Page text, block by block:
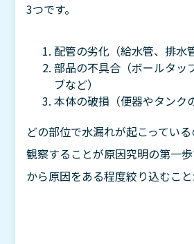
3つです。
配管の劣化（給水管、排水
部品の不具合（ボールタッ
ブなど）
本体の破損（便器やタンク
どの部位で水漏れが起こってい
観察することが原因究明の第一
から原因をある程度絞り込むこと